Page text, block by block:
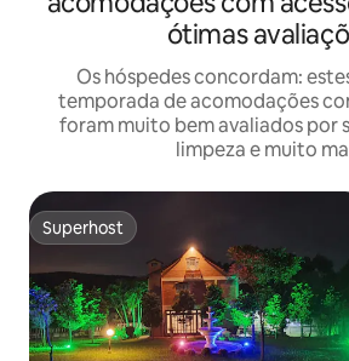
ótimas
Os hóspedes concordam:
temporada de acomodações
foram muito bem avaliados por
limpeza e muito
Superhost
Superhost